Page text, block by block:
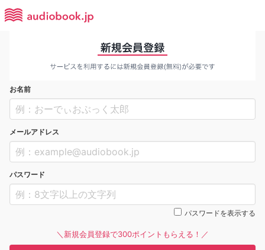
お名前
メールアドレス
パスワード
パスワードを表示する
＼新規会員登録で300ポイントもらえる！／